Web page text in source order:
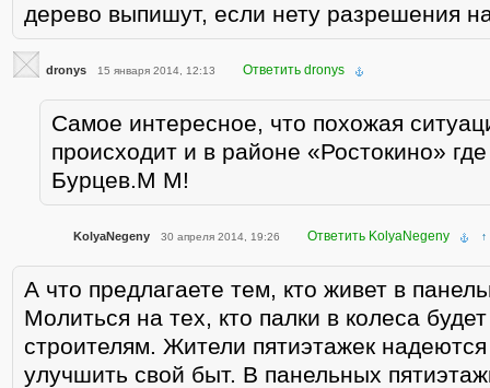
дерево выпишут, если нету разрешения
dronys 15 января 2014, 12:13 Ответить dronys
Самое интересное, что похожая
происходит и в районе «Ростокино»
Бурцев.М М!
KolyaNegeny 30 апреля 2014, 19:26 Ответить KolyaNegeny ↑
А что предлагаете тем, кто живет в
Молиться на тех, кто палки в колеса
строителям. Жители пятиэтажек надеются
улучшить свой быт. В панельных